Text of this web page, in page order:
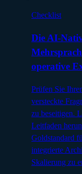
Checklist
Die AI-
operative
Prüfen Sie
versteckte
zu beseitigen.
Leitfaden
Goldstandard
integrierte
Skalierung zu